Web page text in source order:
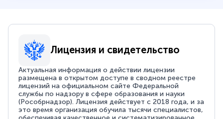
Лицензия и свидетельство
Актуальная информация о действии лицензии
размещена в открытом доступе в сводном реестре
лицензий на официальном сайте Федеральной
службы по надзору в сфере образования и науки
(Рособрнадзор). Лицензия действует с 2018 года, и за
это время организация обучила тысячи специалистов,